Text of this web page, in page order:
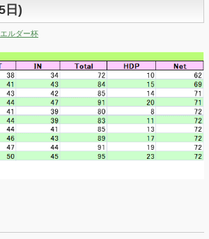
日)
エルダー杯